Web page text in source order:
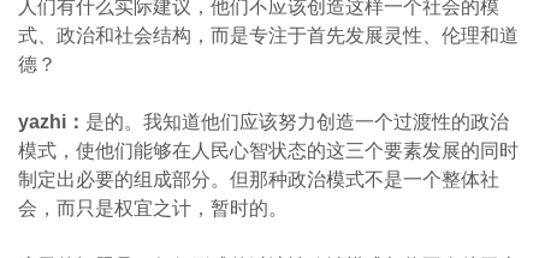
人们有什么实际建议，他们不应该创造这样一个社会的模
式、政治和社会结构，而是专注于首先发展灵性、伦理和道
德？
yazhi ： 是的。我知道他们应该努力创造一个过渡性的政治
模式，使他们能够在人民心智状态的这三个要素发展的同时
制定出必要的组成部分。但那种政治模式不是一个整体社
会，而只是权宜之计，暂时的。